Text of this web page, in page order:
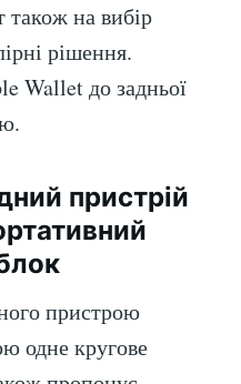
також на вибір
рішення.
Wallet до задньої
пристрій
пристрою
одне кругове